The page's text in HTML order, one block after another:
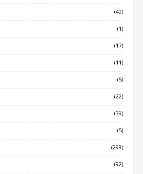
(40)
(1)
(17)
(11)
(5)
(22)
(39)
(5)
(298)
(92)